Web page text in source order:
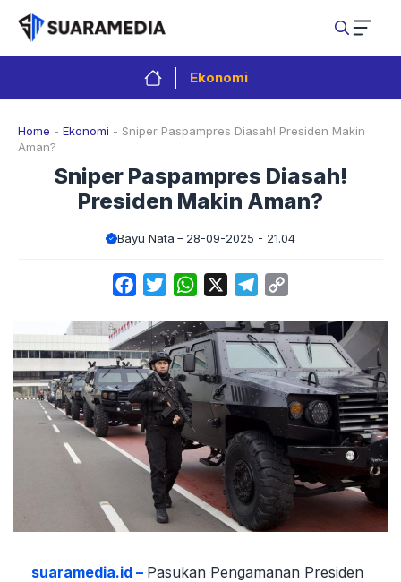
Langsung
isi
Ekonomi
Home - Ekonomi - Sniper Paspampres Diasah! Presiden Makin
Aman?
Sniper Paspampres Diasah!
Presiden Makin Aman?
Bayu Nata 28-09-2025 - 21.04
FacebookTwitterWhatsApp Telegram
suaramedia.id – Pasukan Pengamanan Presiden